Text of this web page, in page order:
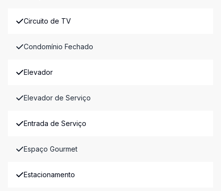
Circuito de TV
Condomínio Fechado
Elevador
Elevador de Serviço
Entrada de Serviço
Espaço Gourmet
Estacionamento